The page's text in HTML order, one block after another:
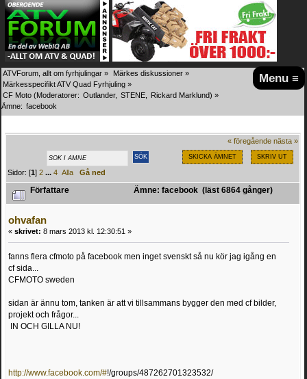
Menu ≡
ATVForum, allt om fyrhjulingar » Märkes diskussioner »
Märkesspecifikt ATV Quad Fyrhjuling »
CF Moto (Moderatorer: Outlander, STENE Rickard Marklund) »
Ämne: facebook
« föregående nästa »
SKICKA ÄMNET SKRIV UT
Sidor: [1]2 ...4 Alla Gå ned
Författare Ämne: facebook (läst 6864 gånger)
ohvafan
« skrivet: 8 mars 2013 kl. 12:30:51 »
fanns flera cfmoto på facebook men inget svenskt så nu kör jag igång en
cf sida...
CFMOTO sweden
sidan är ännu tom, tanken är att vi tillsammans bygger den med cf bilder,
projekt och frågor...
IN OCH GILLA NU!
http://www.facebook.com/#!/groups/487262701323532/